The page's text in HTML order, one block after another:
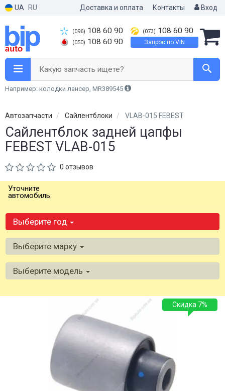
UA RU Доставка и оплата Контакты Вход
(096) 108 60 90
(050) 108 60 90
(073) 108 60 90
Запрос по VIN
Какую запчасть ищете?
Например: колодки лансер, MR389545
Автозапчасти Сайлентблоки VLAB-015 FEBEST
Сайлентблок задней цапфы
FEBEST VLAB-015
0 отзывов
Уточните
автомобиль:
Выберите год
Выберите марку
Выберите модель
Скидка 7%